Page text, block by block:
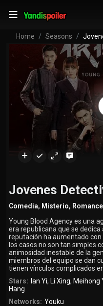
Home Seasons
Jovenes
Comedia, Misterio, Romance
Young Blood Agency es una
era republicana que se
reputación ha aumentado
los casos no son tan simples
animosidad inestable de la
miembros del equipo se dan
tienen vínculos complicados
Stars: Ian Yi, Li Xing, Meihong
Hang
Networks: Youku